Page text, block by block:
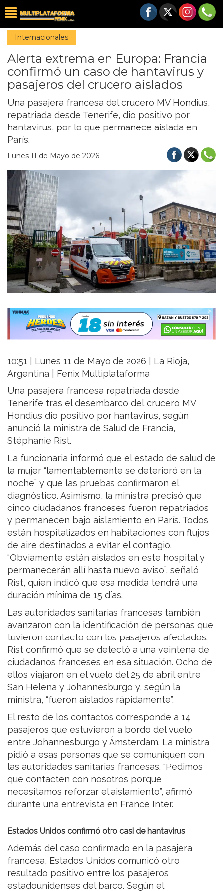
Internacionales
Alerta extrema en Europa: Francia
confirmó un caso de hantavirus y
pasajeros del crucero aislados
Una pasajera francesa del crucero MV Hondius,
repatriada desde Tenerife, dio positivo por
hantavirus, por lo que permanece aislada en
París.
Lunes 11 de Mayo de 2026
10:51 | Lunes 11 de Mayo de 2026 | La Rioja,
Argentina | Fenix Multiplataforma
Una pasajera francesa repatriada desde
Tenerife tras el desembarco del crucero MV
Hondius dio positivo por hantavirus, según
anunció la ministra de Salud de Francia,
Stéphanie Rist.
La funcionaria informó que el estado de salud de
la mujer “lamentablemente se deterioró en la
noche” y que las pruebas confirmaron el
diagnóstico. Asimismo, la ministra precisó que
cinco ciudadanos franceses fueron repatriados
y permanecen bajo aislamiento en París. Todos
están hospitalizados en habitaciones con flujos
de aire destinados a evitar el contagio.
“Obviamente están aislados en este hospital y
permanecerán allí hasta nuevo aviso”, señaló
Rist, quien indicó que esa medida tendrá una
duración mínima de 15 días.
Las autoridades sanitarias francesas también
avanzaron con la identificación de personas que
tuvieron contacto con los pasajeros afectados.
Rist confirmó que se detectó a una veintena de
ciudadanos franceses en esa situación. Ocho de
ellos viajaron en el vuelo del 25 de abril entre
San Helena y Johannesburgo y, según la
ministra, “fueron aislados rápidamente”.
El resto de los contactos corresponde a 14
pasajeros que estuvieron a bordo del vuelo
entre Johannesburgo y Ámsterdam. La ministra
pidió a esas personas que se comuniquen con
las autoridades sanitarias francesas. “Pedimos
que contacten con nosotros porque
necesitamos reforzar el aislamiento”, afirmó
durante una entrevista en France Inter.
Estados Unidos confirmó otro casi de hantavirus
Además del caso confirmado en la pasajera
francesa, Estados Unidos comunicó otro
resultado positivo entre los pasajeros
estadounidenses del barco. Según el